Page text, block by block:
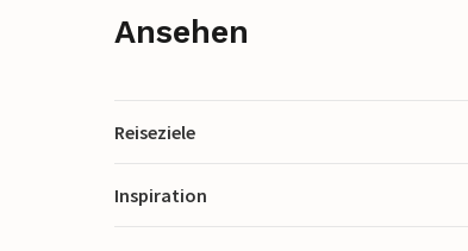
Ansehen
Reiseziele
Inspiration